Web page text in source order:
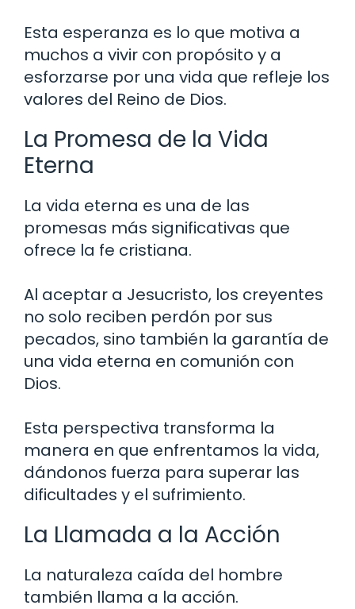
Esta esperanza es lo que motiva a
muchos a vivir con propósito y a
esforzarse por una vida que refleje los
valores del Reino de Dios.
La Promesa de la Vida
Eterna
La vida eterna es una de las
promesas más significativas que
ofrece la fe cristiana.
Al aceptar a Jesucristo, los creyentes
no solo reciben perdón por sus
pecados, sino también la garantía de
una vida eterna en comunión con
Dios.
Esta perspectiva transforma la
manera en que enfrentamos la vida,
dándonos fuerza para superar las
dificultades y el sufrimiento.
La Llamada a la Acción
La naturaleza caída del hombre
también llama a la acción.